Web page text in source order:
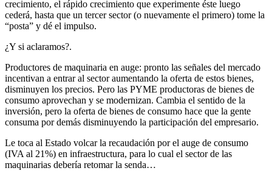
crecimiento, el rápido crecimiento que experimente éste luego
cederá, hasta que un tercer sector (o nuevamente el primero) tome la
“posta” y dé el impulso.
¿Y si aclaramos?.
Productores de maquinaria en auge: pronto las señales del mercado
incentivan a entrar al sector aumentando la oferta de estos bienes,
disminuyen los precios. Pero las PYME productoras de bienes de
consumo aprovechan y se modernizan. Cambia el sentido de la
inversión, pero la oferta de bienes de consumo hace que la gente
consuma por demás disminuyendo la participación del empresario.
Le toca al Estado volcar la recaudación por el auge de consumo
(IVA al 21%) en infraestructura, para lo cual el sector de las
maquinarias debería retomar la senda…